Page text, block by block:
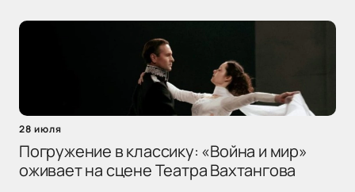
28 июля
Погружение в классику: «Война и мир»
оживает на сцене Театра Вахтангова